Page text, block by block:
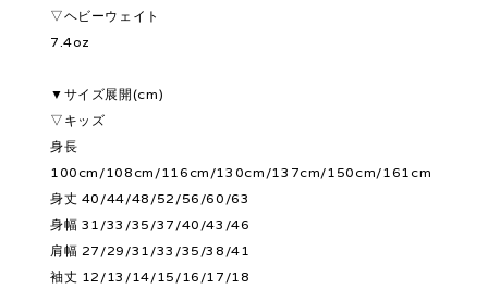
▽ヘビーウェイト
7.4oz
▼サイズ展開(cm)
▽キッズ
身長
100cm/108cm/116cm/130cm/137cm/150cm/161cm
身丈 40/44/48/52/56/60/63
身幅 31/33/35/37/40/43/46
肩幅 27/29/31/33/35/38/41
袖丈 12/13/14/15/16/17/18